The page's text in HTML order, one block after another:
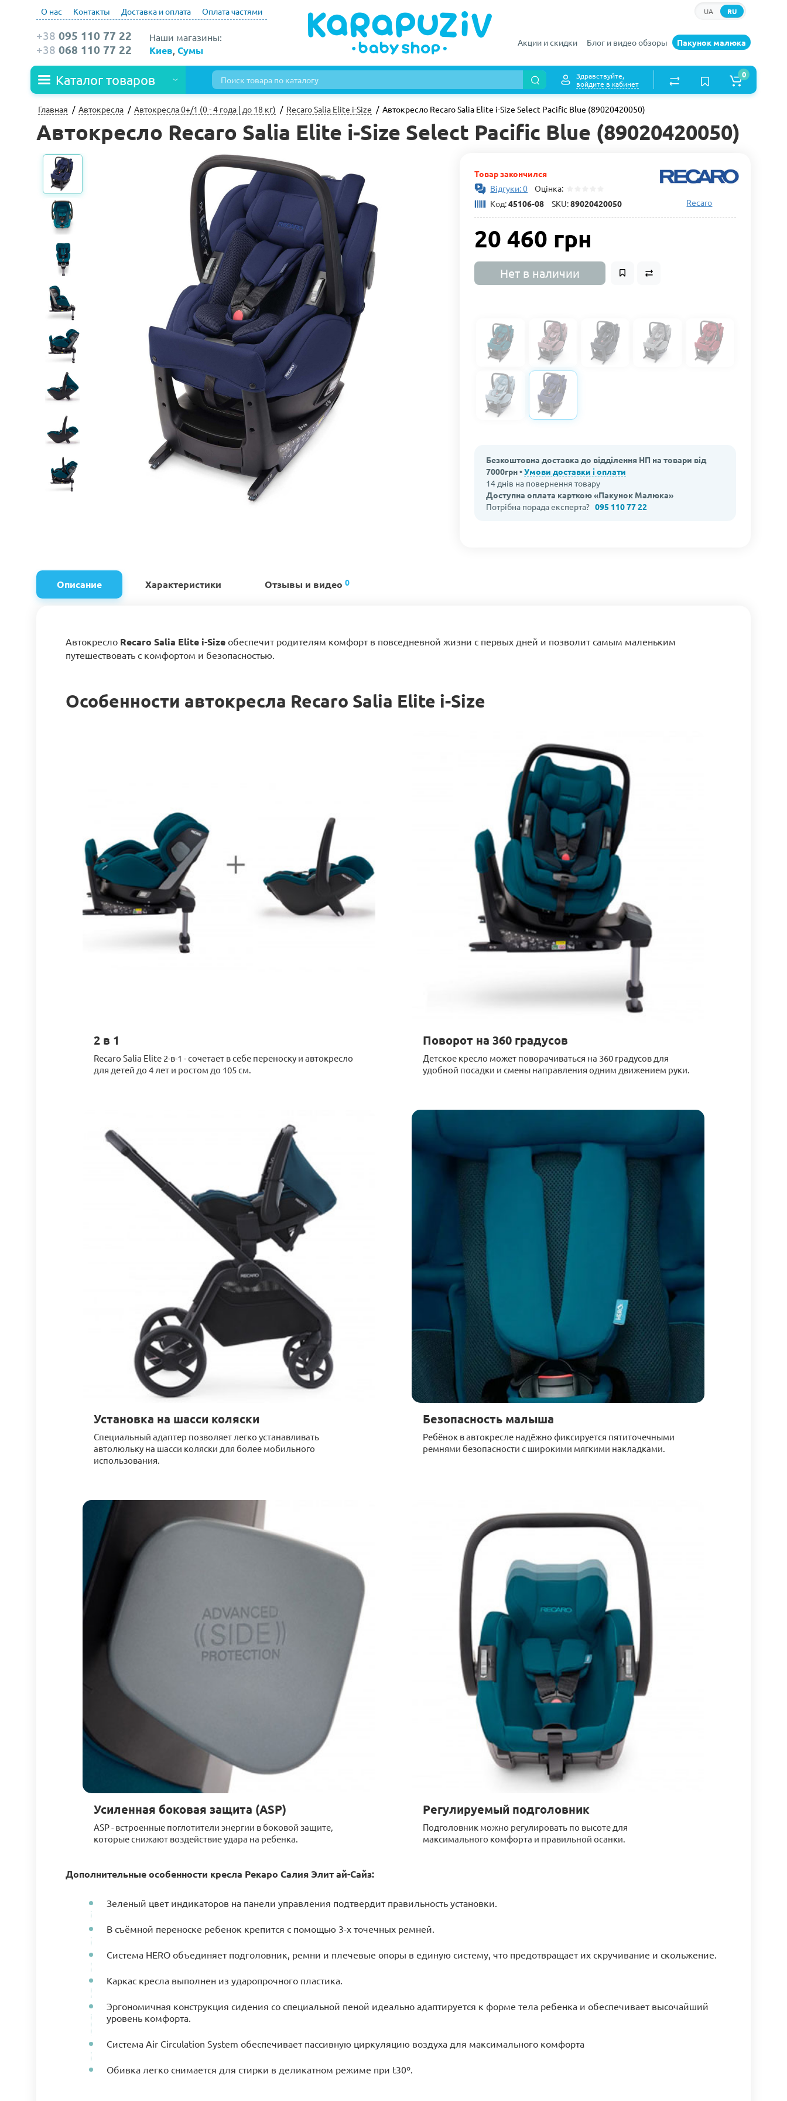
О нас Контакты Доставка и оплата Оплата частями RU
UA
Наши магазины:
Киев Сумы
+38 095 110 77 22
+38 068 110 77 22
Акции и скидки Блог и видео обзоры Пакунок малюка
Каталог товаров
Здравствуйте,
войдите в кабинет
0
Главная Автокресла Автокресла 0+/1 (0 - 4 года | до 18 кг) Recaro Salia Elite i-Size Автокресло Recaro Salia Elite i-Size Select Pacific Blue (89020420050)
Автокресло Recaro Salia Elite i-Size Select Pacific Blue (89020420050)
Товар закончился
Відгуки: 0 Оцінка:
Код:45106-08 SKU:89020420050 Recaro
20 460 грн
Нет в наличии
Безкоштовна доставка до відділення НП на товари від
7000грн •Умови доставки і оплати
14 днів на повернення товару
Доступна оплата карткою «Пакунок Малюка»
Потрібна порада експерта?095 110 77 22
Описание Характеристики Отзывы и видео 0
Автокресло Recaro Salia Elite i-Size обеспечит родителям комфорт в повседневной жизни с первых дней и позволит самым маленьким
путешествовать с комфортом и безопасностью.
Особенности автокресла Recaro Salia Elite i-Size
2 в 1
Recaro Salia Elite 2-в-1 - сочетает в себе переноску и автокресло
для детей до 4 лет и ростом до 105 см.
Поворот на 360 градусов
Детское кресло может поворачиваться на 360 градусов для
удобной посадки и смены направления одним движением руки.
Установка на шасси коляски
Специальный адаптер позволяет легко устанавливать
автолюльку на шасси коляски для более мобильного
использования.
Безопасность малыша
Ребёнок в автокресле надёжно фиксируется пятиточечными
ремнями безопасности с широкими мягкими накладками.
Усиленная боковая защита (ASP)
ASP - встроенные поглотители энергии в боковой защите,
которые снижают воздействие удара на ребенка.
Регулируемый подголовник
Подголовник можно регулировать по высоте для
максимального комфорта и правильной осанки.
Дополнительные особенности кресла Рекаро Салия Элит ай-Сайз:
Зеленый цвет индикаторов на панели управления подтвердит правильность установки.
В съёмной переноске ребенок крепится с помощью 3-х точечных ремней.
Система HERO объединяет подголовник, ремни и плечевые опоры в единую систему, что предотвращает их скручивание и скольжение.
Каркас кресла выполнен из ударопрочного пластика.
Эргономичная конструкция сидения со специальной пеной идеально адаптируется к форме тела ребенка и обеспечивает высочайший
уровень комфорта.
Система Air Circulation System обеспечивает пассивную циркуляцию воздуха для максимального комфорта
Обивка легко снимается для стирки в деликатном режиме при t30º.